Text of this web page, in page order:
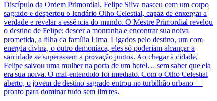
Discípulo da Ordem Primordial, Felipe Silva nasceu com um corpo
sagrado e despertou o lendário Olho Celestial, capaz de enxergar a
verdade e revelar a essência do mundo. O Mestre Primordial revelou
o destino de Felipe: descer a montanha e encontrar sua noiva
prometida, a filha da família Lima. Ligados pelo destino, um com
energia divina, o outro demoníaca, eles só poderiam alcançar a
santidade se superassem a provação juntos. Ao chegar à cidade,
Felipe salvou uma mulher na porta de um hotel… sem saber que ela
era sua noiva. O mal-entendido foi imediato. Com o Olho Celestial
aberto, o jovem de destino sagrado entrou no turbilhão urbano —
pronto para dominar tudo sem limites.